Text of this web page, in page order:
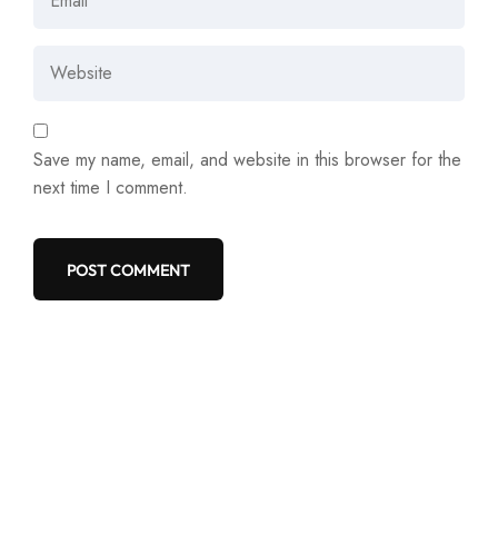
Save my name, email, and website in this browser for the
next time I comment.